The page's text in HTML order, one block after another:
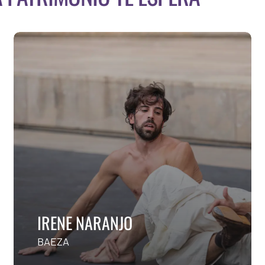
PICÓ